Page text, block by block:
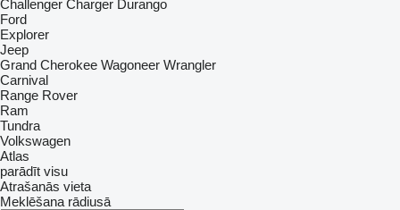
Challenger Charger Durango
Ford
Explorer
Jeep
Grand Cherokee Wagoneer Wrangler
Carnival
Range Rover
Ram
Tundra
Volkswagen
Atlas
parādīt visu
Atrašanās vieta
Meklēšana rādiusā